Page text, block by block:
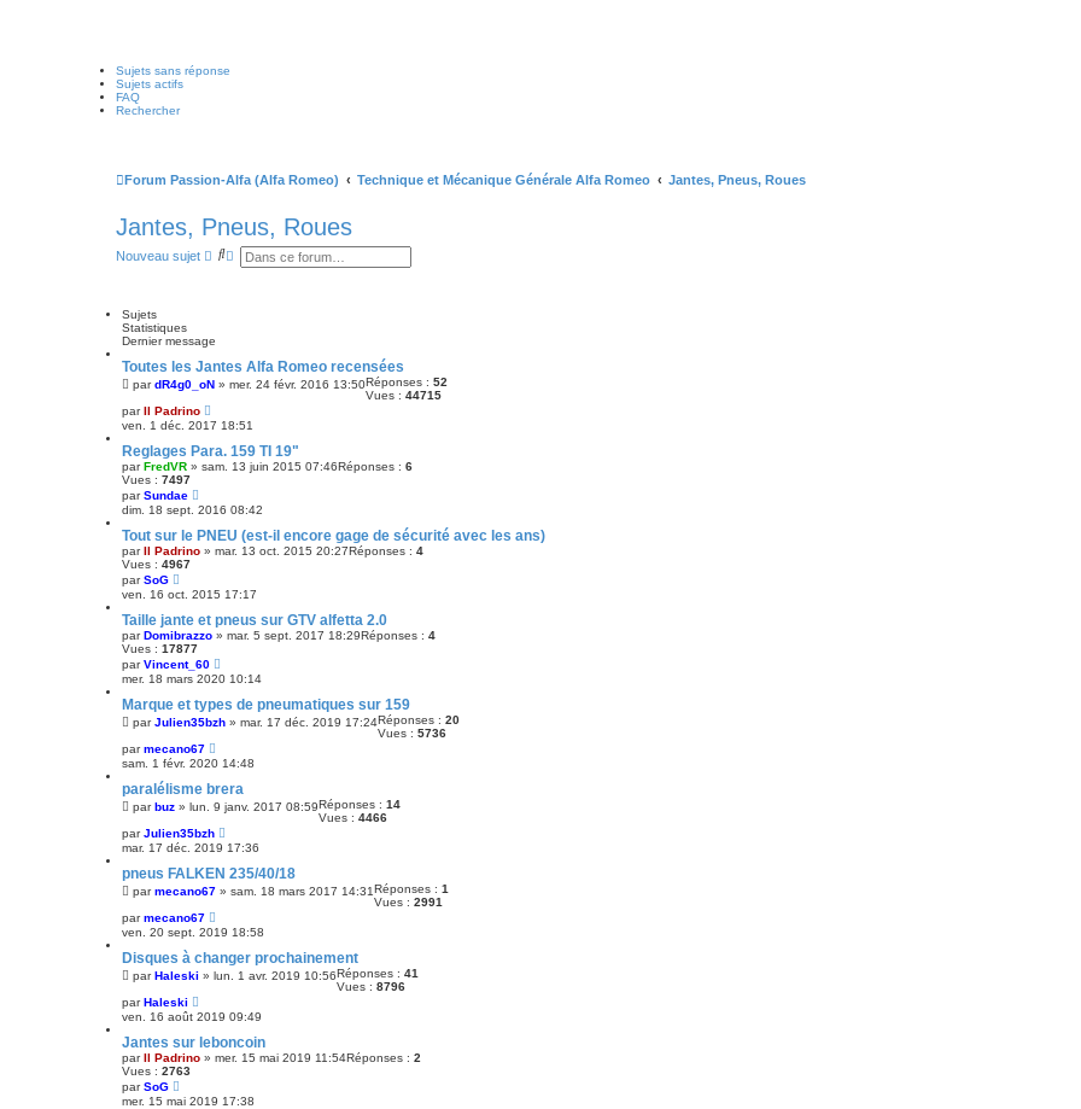
Sujets sans réponse
Sujets actifs
FAQ
Rechercher
Forum Passion-Alfa (Alfa Romeo) Technique et Mécanique Générale Alfa Romeo Jantes, Pneus, Roues
Jantes, Pneus, Roues
Nouveau sujet
R
e
R
e
a
n
é
e
Sujets
Statistiques
Dernier message
Toutes les Jantes Alfa Romeo recensées
pardR4g0_oN » mer. 24 févr. 2016 13:50Réponses : 52
Vues : 44715
parIl Padrino
ven. 1 déc. 2017 18:51
Reglages Para. 159 TI 19"
parFredVR » sam. 13 juin 2015 07:46Réponses : 6
Vues : 7497
parSundae
dim. 18 sept. 2016 08:42
Tout sur le PNEU (est-il encore gage de sécurité avec les ans)
parIl Padrino » mar. 13 oct. 2015 20:27Réponses : 4
Vues : 4967
parSoG
ven. 16 oct. 2015 17:17
Taille jante et pneus sur GTV alfetta 2.0
parDomibrazzo » mar. 5 sept. 2017 18:29Réponses : 4
Vues : 17877
parVincent_60
mer. 18 mars 2020 10:14
Marque et types de pneumatiques sur 159
parJulien35bzh » mar. 17 déc. 2019 17:24Réponses : 20
Vues : 5736
parmecano67
sam. 1 févr. 2020 14:48
paralélisme brera
parbuz » lun. 9 janv. 2017 08:59Réponses : 14
Vues : 4466
parJulien35bzh
mar. 17 déc. 2019 17:36
pneus FALKEN 235/40/18
parmecano67 » sam. 18 mars 2017 14:31Réponses : 1
Vues : 2991
parmecano67
ven. 20 sept. 2019 18:58
Disques à changer prochainement
parHaleski » lun. 1 avr. 2019 10:56Réponses : 41
Vues : 8796
parHaleski
ven. 16 août 2019 09:49
Jantes sur leboncoin
parIl Padrino » mer. 15 mai 2019 11:54Réponses : 2
Vues : 2763
parSoG
mer. 15 mai 2019 17:38